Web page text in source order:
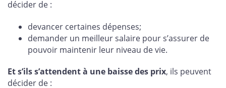
décider de :
devancer certaines dépenses;
demander un meilleur salaire pour s’assurer de
pouvoir maintenir leur niveau de vie.
Et s’ils s’attendent à une baisse des prix, ils peuvent
décider de :